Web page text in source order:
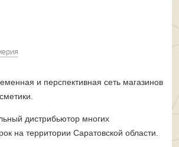
и перспективная сеть магазинов
дистрибьютор многих
на территории Саратовской области.